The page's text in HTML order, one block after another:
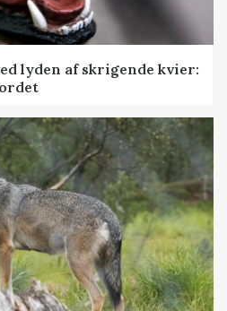
lyden af skrigende kvier: